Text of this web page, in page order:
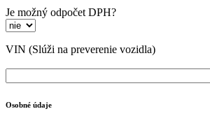
Je možný odpočet DPH?
VIN (Slúži na preverenie vozidla)
Osobné údaje